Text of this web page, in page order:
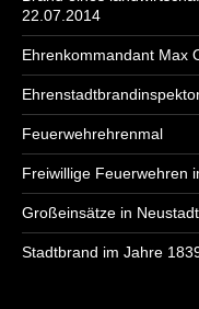
22.07.2014
Ehrenkommandant Max
Feuerwehrehrenmal
Freiwillige Feuerwehren
Großeinsätze in
Stadtbrand im Jahre